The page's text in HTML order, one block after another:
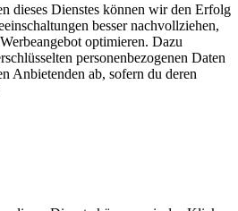
dieses Dienstes können wir den Erfolg
besser nachvollziehen,
optimieren. Dazu
personenbezogenen Daten
Anbietenden ab, sofern du deren